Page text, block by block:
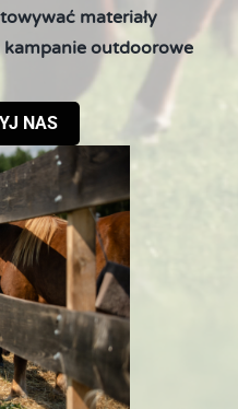
materiały
outdoorowe
NAS